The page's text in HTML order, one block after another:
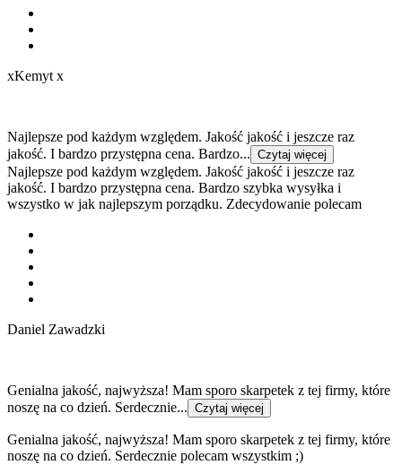
xKemyt x
Najlepsze pod każdym względem. Jakość jakość i jeszcze raz
jakość. I bardzo przystępna cena. Bardzo... Czytaj więcej
Najlepsze pod każdym względem. Jakość jakość i jeszcze raz
jakość. I bardzo przystępna cena. Bardzo szybka wysyłka i
wszystko w jak najlepszym porządku. Zdecydowanie polecam
Daniel Zawadzki
Genialna jakość, najwyższa! Mam sporo skarpetek z tej firmy, które
noszę na co dzień. Serdecznie... Czytaj więcej
Genialna jakość, najwyższa! Mam sporo skarpetek z tej firmy, które
noszę na co dzień. Serdecznie polecam wszystkim ;)